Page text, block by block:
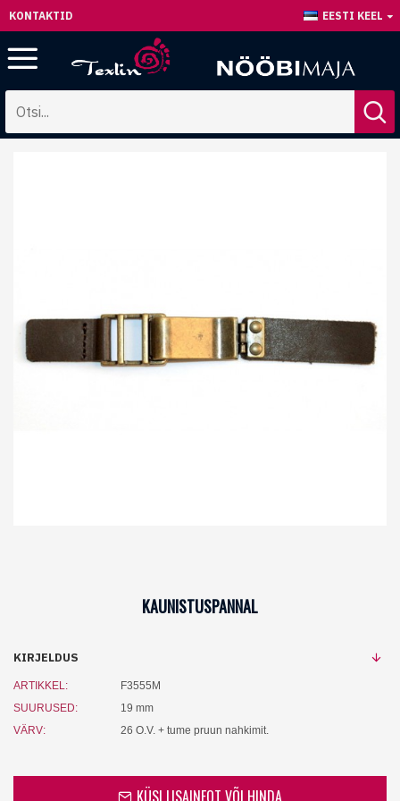
KONTAKTID EESTI KEEL
KAUNISTUSPANNAL
KIRJELDUS
ARTIKKEL:
F3555M
SUURUSED:
19 mm
VÄRV:
26 O.V. + tume pruun nahkimit.
KÜSI LISAINFOT VÕI HINDA